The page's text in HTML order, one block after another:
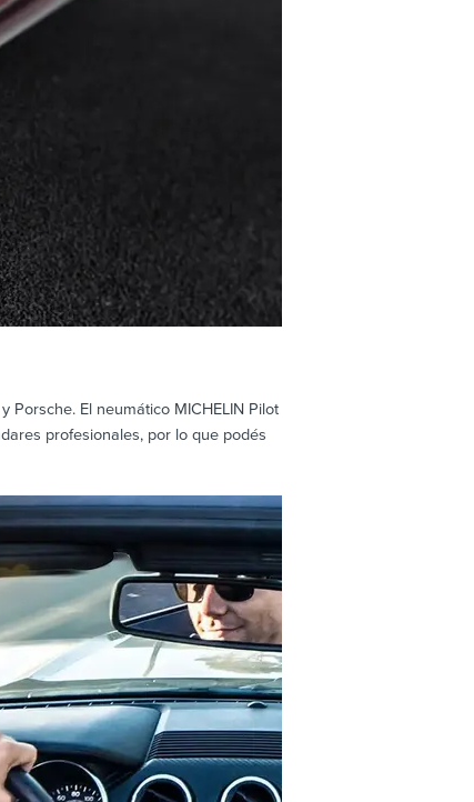
El neumático MICHELIN Pilot
profesionales, por lo que podés